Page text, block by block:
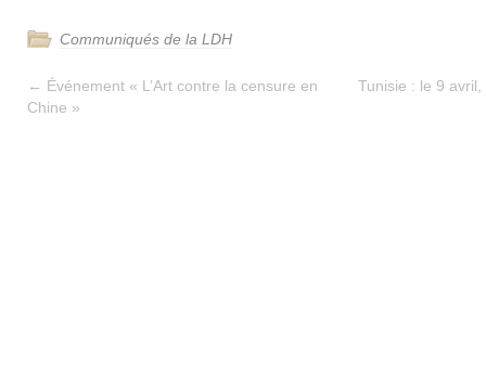
Communiqués de la LDH
← Événement « L’Art contre la censure en
Chine »
Tunisie : le 9